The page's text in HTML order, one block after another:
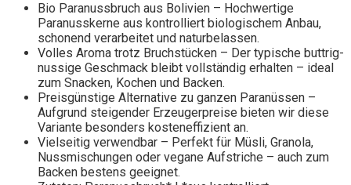
Bio Paranussbruch aus Bolivien – Hochwertige
Paranusskerne aus kontrolliert biologischem Anbau,
schonend verarbeitet und naturbelassen.
Volles Aroma trotz Bruchstücken – Der typische buttrig-
nussige Geschmack bleibt vollständig erhalten – ideal
zum Snacken, Kochen und Backen.
Preisgünstige Alternative zu ganzen Paranüssen –
Aufgrund steigender Erzeugerpreise bieten wir diese
Variante besonders kosteneffizient an.
Vielseitig verwendbar – Perfekt für Müsli, Granola,
Nussmischungen oder vegane Aufstriche – auch zum
Backen bestens geeignet.